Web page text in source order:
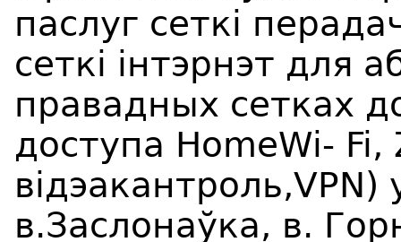
паслуг сеткі
сеткі інтэрнэт для
правадных сетках
доступа HomeWi- Fi,
відэакантроль,VPN)
в.Заслонаўка, в.